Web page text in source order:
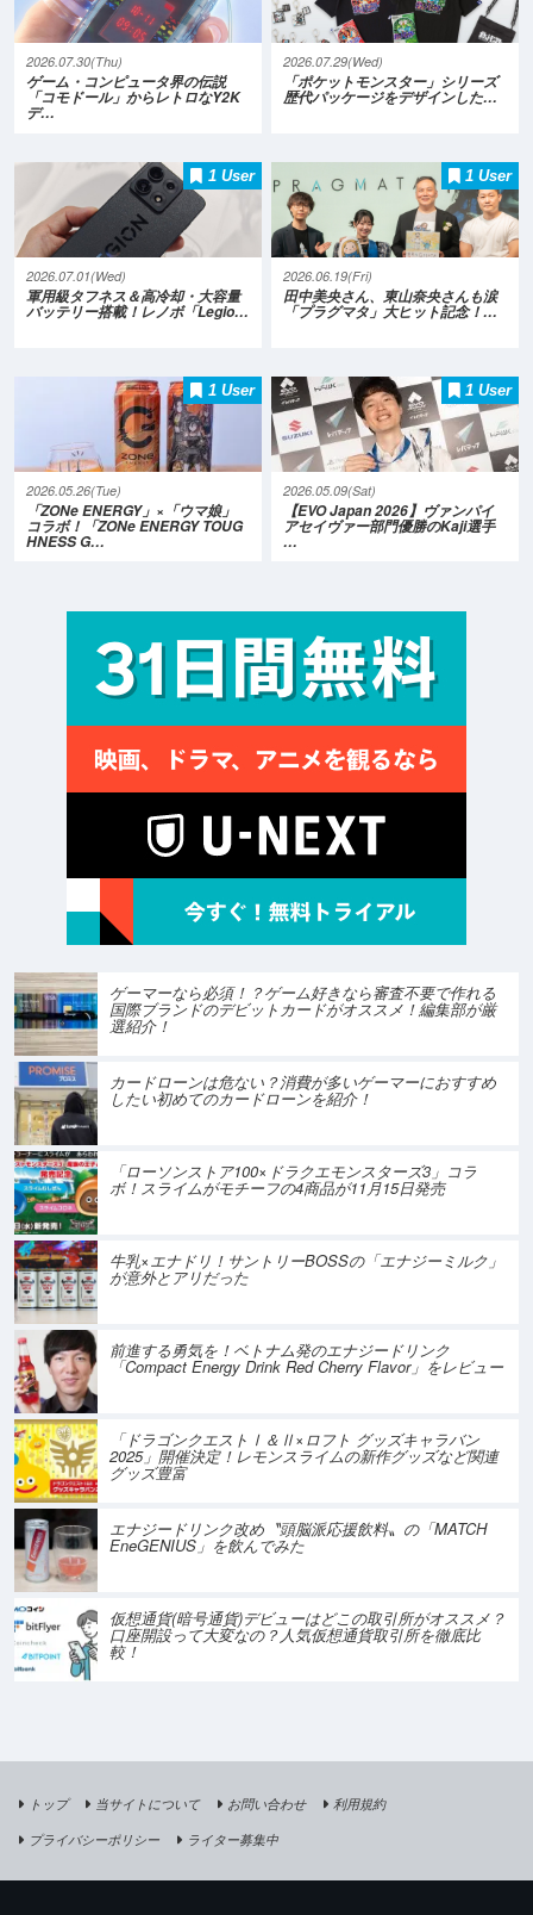
2026.07.30(Thu)
ゲーム・コンピュータ界の伝説
「コモドール」からレトロなY2K
デ…
2026.07.29(Wed)
「ポケットモンスター」シリーズ
歴代パッケージをデザインした…
1 User
2026.07.01(Wed)
軍用級タフネス＆高冷却・大容量
バッテリー搭載！レノボ「Legio…
1 User
2026.06.19(Fri)
田中美央さん、東山奈央さんも涙
「プラグマタ」大ヒット記念！…
1 User
2026.05.26(Tue)
「ZONe ENERGY」×「ウマ娘」
コラボ！「ZONe ENERGY TOUG
HNESS G…
1 User
2026.05.09(Sat)
【EVO Japan 2026】ヴァンパイ
アセイヴァー部門優勝のKaji選手
…
ゲーマーなら必須！？ゲーム好きなら審査不要で作れる
国際ブランドのデビットカードがオススメ！編集部が厳
選紹介！
カードローンは危ない？消費が多いゲーマーにおすすめ
したい初めてのカードローンを紹介！
「ローソンストア100×ドラクエモンスターズ3」コラ
ボ！スライムがモチーフの4商品が11月15日発売
牛乳×エナドリ！サントリーBOSSの「エナジーミルク」
が意外とアリだった
前進する勇気を！ベトナム発のエナジードリンク
「Compact Energy Drink Red Cherry Flavor」をレビュー
「ドラゴンクエストⅠ＆Ⅱ×ロフト グッズキャラバン
2025」開催決定！レモンスライムの新作グッズなど関連
グッズ豊富
エナジードリンク改め〝頭脳派応援飲料〟の「MATCH
EneGENIUS」を飲んでみた
仮想通貨(暗号通貨)デビューはどこの取引所がオススメ？
口座開設って大変なの？人気仮想通貨取引所を徹底比
較！
トップ 当サイトについて お問い合わせ
利用規約
プライバシーポリシー
ライター募集中